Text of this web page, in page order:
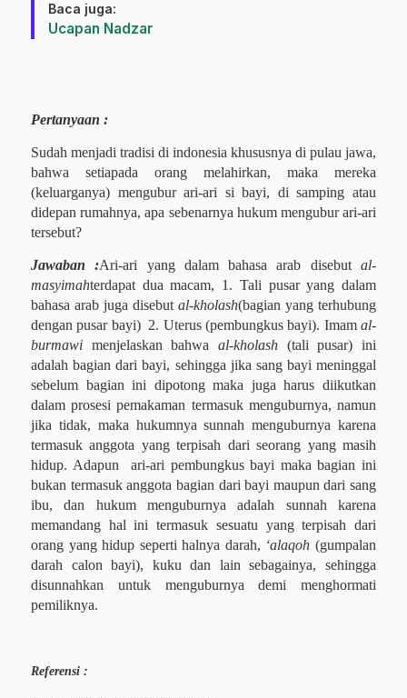
Baca juga:
Ucapan Nadzar
Pertanyaan :
Sudah menjadi tradisi di indonesia khususnya di pulau jawa,
bahwa setiapada orang melahirkan, maka mereka
(keluarganya) mengubur ari-ari si bayi, di samping atau
didepan rumahnya, apa sebenarnya hukum mengubur ari-ari
tersebut?
Jawaban :Ari-ari yang dalam bahasa arab disebutal-
masyimahterdapat dua macam, 1. Tali pusar yang dalam
bahasa arab juga disebut al-kholash(bagian yang terhubung
dengan pusar bayi) 2. Uterus (pembungkus bayi). Imam al-
burmawi menjelaskan bahwa al-kholash (tali pusar) ini
adalah bagian dari bayi, sehingga jika sang bayi meninggal
sebelum bagian ini dipotong maka juga harus diikutkan
dalam prosesi pemakaman termasuk menguburnya, namun
jika tidak, maka hukumnya sunnah menguburnya karena
termasuk anggota yang terpisah dari seorang yang masih
hidup. Adapun ari-ari pembungkus bayi maka bagian ini
bukan termasuk anggota bagian dari bayi maupun dari sang
ibu, dan hukum menguburnya adalah sunnah karena
memandang hal ini termasuk sesuatu yang terpisah dari
orang yang hidup seperti halnya darah, ‘alaqoh (gumpalan
darah calon bayi), kuku dan lain sebagainya, sehingga
disunnahkan untuk menguburnya demi menghormati
pemiliknya.
Referensi :